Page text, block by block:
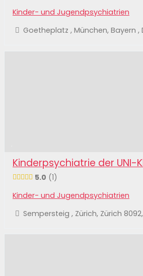
Kinder- und Jugendpsychiatrien
Goetheplatz , München, Bayern
Kinderpsychiatrie der UNI-
5.0 1
Kinder- und Jugendpsychiatrien
Sempersteig , Zürich, Zürich